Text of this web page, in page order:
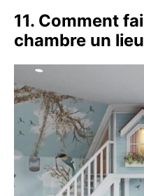
11. Comment
chambre un